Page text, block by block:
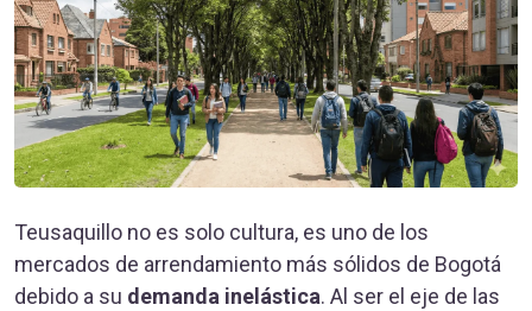
Teusaquillo no es solo cultura, es uno de los
mercados de arrendamiento más sólidos de Bogotá
debido a su demanda inelástica. Al ser el eje de las